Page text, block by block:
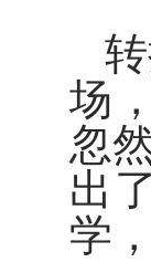
场
忽
出
学